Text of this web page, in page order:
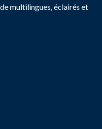
multilingues, éclairés et